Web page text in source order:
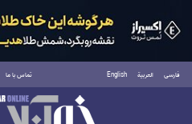
فارسی العربية English تماس با ما
پنجشنبه ۱۵ مرداد ۱۴۰۵